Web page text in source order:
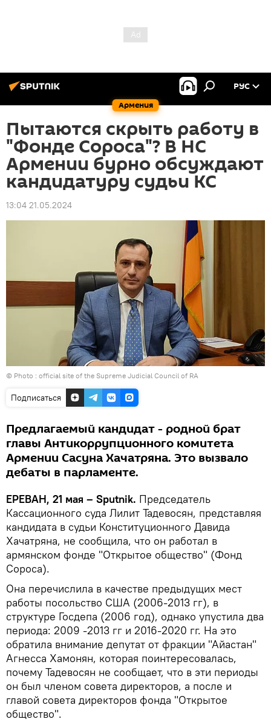
Армения
РУС
Пытаются скрыть работу в
"Фонде Сороса"? В НС
Армении бурно обсуждают
кандидатуру судьи КС
13:04 21.05.2024
© Photo : official site of the Supreme Judicial Council of RA
Подписаться
Предлагаемый кандидат - родной брат
главы Антикоррупционного комитета
Армении Сасуна Хачатряна. Это вызвало
дебаты в парламенте.
ЕРЕВАН, 21 мая – Sputnik. Председатель
Кассационного суда Лилит Тадевосян, представляя
кандидата в судьи Конституционного Давида
Хачатряна, не сообщила, что он работал в
армянском фонде "Открытое общество" (Фонд
Сороса).
Она перечислила в качестве предыдущих мест
работы посольство США (2006-2013 гг), в
структуре Госдепа (2006 год), однако упустила два
периода: 2009 -2013 гг и 2016-2020 гг. На это
обратила внимание депутат от фракции "Айастан"
Агнесса Хамонян, которая поинтересовалась,
почему Тадевосян не сообщает, что в эти периоды
он был членом совета директоров, а после и
главой совета директоров фонда "Открытое
общество".